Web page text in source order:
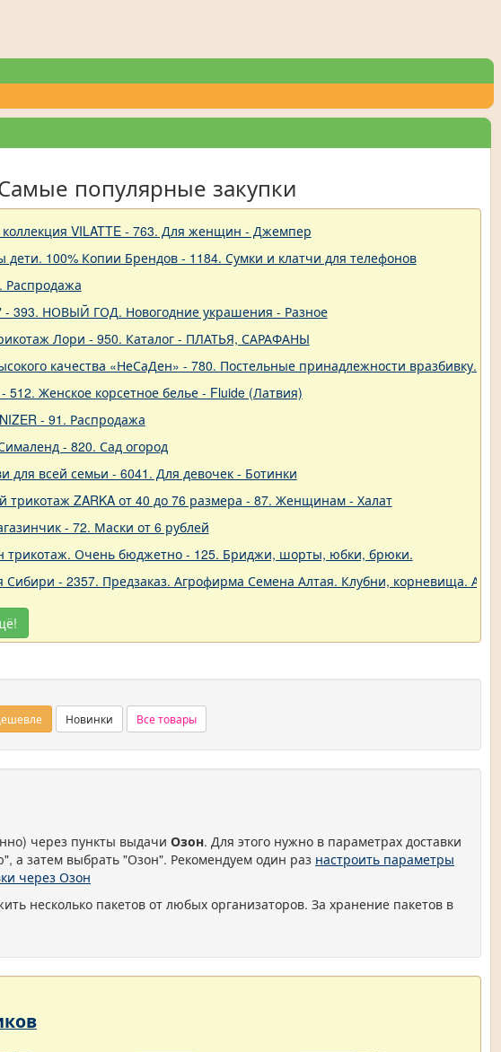
популярные закупки
VILATTE - 763. Для женщин - Джемпер
дети. 100% Копии Брендов - 1184. Сумки и клатчи для телефонов
Распродажа
- 393. НОВЫЙ ГОД. Новогодние украшения - Разное
Лори - 950. Каталог - ПЛАТЬЯ, САРАФАНЫ
качества «НеСаДен» - 780. Постельные принадлежности вразбивку.
512. Женское корсетное белье - Fluide (Латвия)
- 91. Распродажа
- 820. Сад огород
для всей семьи - 6041. Для девочек - Ботинки
трикотаж ZARKA от 40 до 76 размера - 87. Женщинам - Халат
- 72. Маски от 6 рублей
трикотаж. Очень бюджетно - 125. Бриджи, шорты, юбки, брюки.
Сибири - 2357. Предзаказ. Агрофирма Семена Алтая. Клубни, корневища.
Новинки Все товары
через пункты выдачи Озон. Для этого нужно в параметрах доставки
а затем выбрать "Озон". Рекомендуем один раз настроить параметры
через Озон
несколько пакетов от любых организаторов. За хранение пакетов в